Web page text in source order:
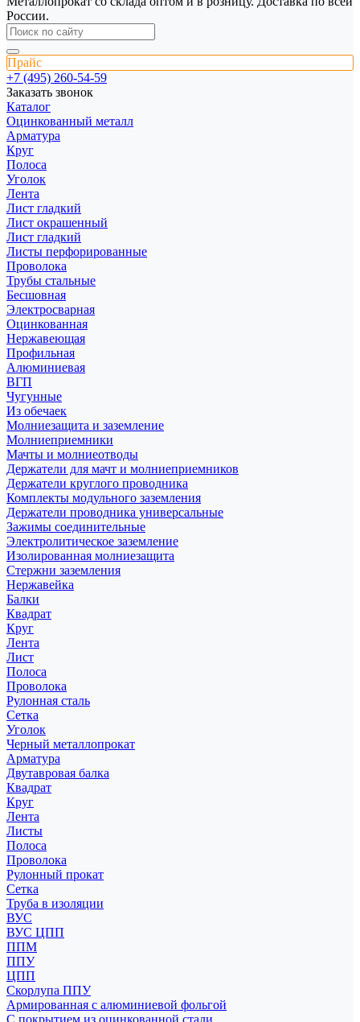
России.
Прайс
+7 (495) 260-54-59
Заказать звонок
Каталог
Оцинкованный металл
Арматура
Круг
Полоса
Уголок
Лента
Лист гладкий
Лист окрашенный
Лист гладкий
Листы перфорированные
Проволока
Трубы стальные
Бесшовная
Электросварная
Оцинкованная
Нержавеющая
Профильная
Алюминиевая
ВГП
Чугунные
Из обечаек
Молниезащита и заземление
Молниеприемники
Мачты и молниеотводы
Держатели для мачт и молниеприемников
Держатели круглого проводника
Комплекты модульного заземления
Держатели проводника универсальные
Зажимы соединительные
Электролитическое заземление
Изолированная молниезащита
Стержни заземления
Нержавейка
Балки
Квадрат
Круг
Лента
Лист
Полоса
Проволока
Рулонная сталь
Сетка
Уголок
Черный металлопрокат
Арматура
Двутавровая балка
Квадрат
Круг
Лента
Листы
Полоса
Проволока
Рулонный прокат
Сетка
Труба в изоляции
ВУС
ВУС ЦПП
ППМ
ППУ
ЦПП
Скорлупа ППУ
Армированная с алюминиевой фольгой
С покрытием из оцинкованной стали